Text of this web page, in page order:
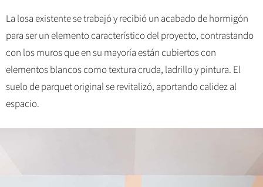
La losa existente se trabajó y recibió un acabado de hormigón
para ser un elemento característico del proyecto, contrastando
con los muros que en su mayoría están cubiertos con
elementos blancos como textura cruda, ladrillo y pintura. El
suelo de parquet original se revitalizó, aportando calidez al
espacio.